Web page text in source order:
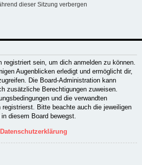
dieser Sitzung verbergen
registriert sein, um dich anmelden zu können.
Augenblicken erledigt und ermöglicht dir,
Die Board-Administration kann
zusätzliche Berechtigungen zuweisen.
und die verwandten
registrierst. Bitte beachte auch die jeweiligen
diesem Board bewegst.
Datenschutzerklärung